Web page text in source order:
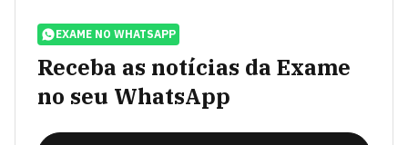
EXAME NO WHATSAPP
Receba as notícias da Exame
no seu WhatsApp